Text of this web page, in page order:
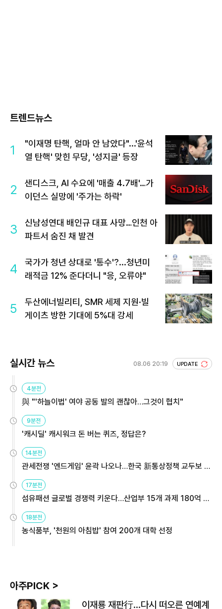
트렌드뉴스
1
"이재명 탄핵, 얼마 안 남았다"...'윤석
열 탄핵' 맞힌 무당, '성지글' 등장
2
샌디스크, AI 수요에 '매출 4.7배'…가
이던스 실망에 '주가는 하락'
3
신남성연대 배인규 대표 사망…인천 아
파트서 숨진 채 발견
4
국가가 청년 상대로 '통수'?...청년미
래적금 12% 준다더니 "응, 오류야"
5
두산에너빌리티, SMR 세제 지원·빌
게이츠 방한 기대에 5%대 강세
실시간 뉴스 08.06 20:19 UPDATE
4분전
與 "'하늘이법' 여야 공동 발의 괜찮아…그것이 협치"
9분전
'캐시딜' 캐시워크 돈 버는 퀴즈, 정답은?
14분전
관세전쟁 '엔드게임' 윤곽 나오나…한국 新통상정책 교두보 활
용해야
17분전
섬유패션 글로벌 경쟁력 키운다…산업부 15개 과제 180억 지
원
18분전
농식품부, '천원의 아침밥' 참여 200개 대학 선정
아주PICK >
이재룡 재판行…다시 떠오른 연예계